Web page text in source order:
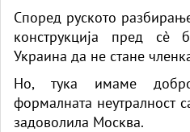
Според руското
конструкција пред сè
Украина да не стане
Но, тука имаме
формалната неутралност
задоволила Москва.